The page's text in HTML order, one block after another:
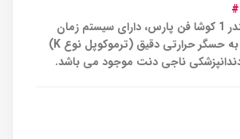
کوره آماده سازی سیلندر 1 کوشا فن پارس، دارای سیستم زمان
بندی هفتگی و مجهز به حسگر حرارتی دقیق (ترموکوپل نوع K)
ناجی دنت موجود می باشد.